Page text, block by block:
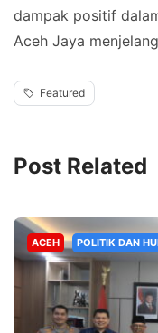
dampak positif
Aceh Jaya
Featured
Post Related
ACEH POLITIK DAN